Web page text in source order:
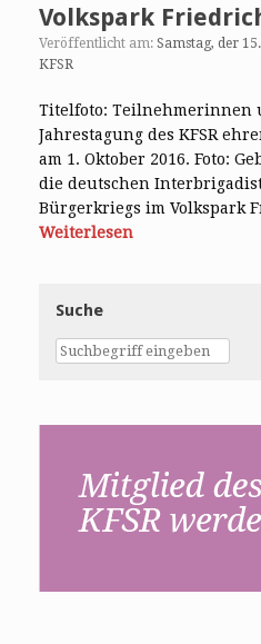
Volkspark
Veröffentlicht am: Samstag, der
KFSR
Titelfoto: Teilnehmerinnen
Jahrestagung des KFSR
am 1. Oktober 2016. Foto:
die deutschen
Bürgerkriegs im Volkspark
Weiterlesen
Suche